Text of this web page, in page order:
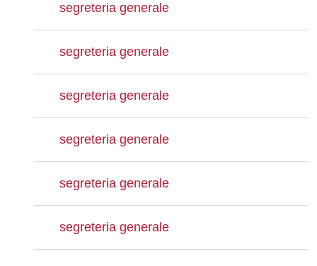
segreteria generale
segreteria generale
segreteria generale
segreteria generale
segreteria generale
segreteria generale